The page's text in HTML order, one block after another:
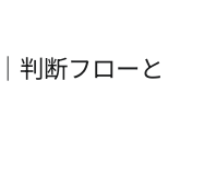
判断フローと